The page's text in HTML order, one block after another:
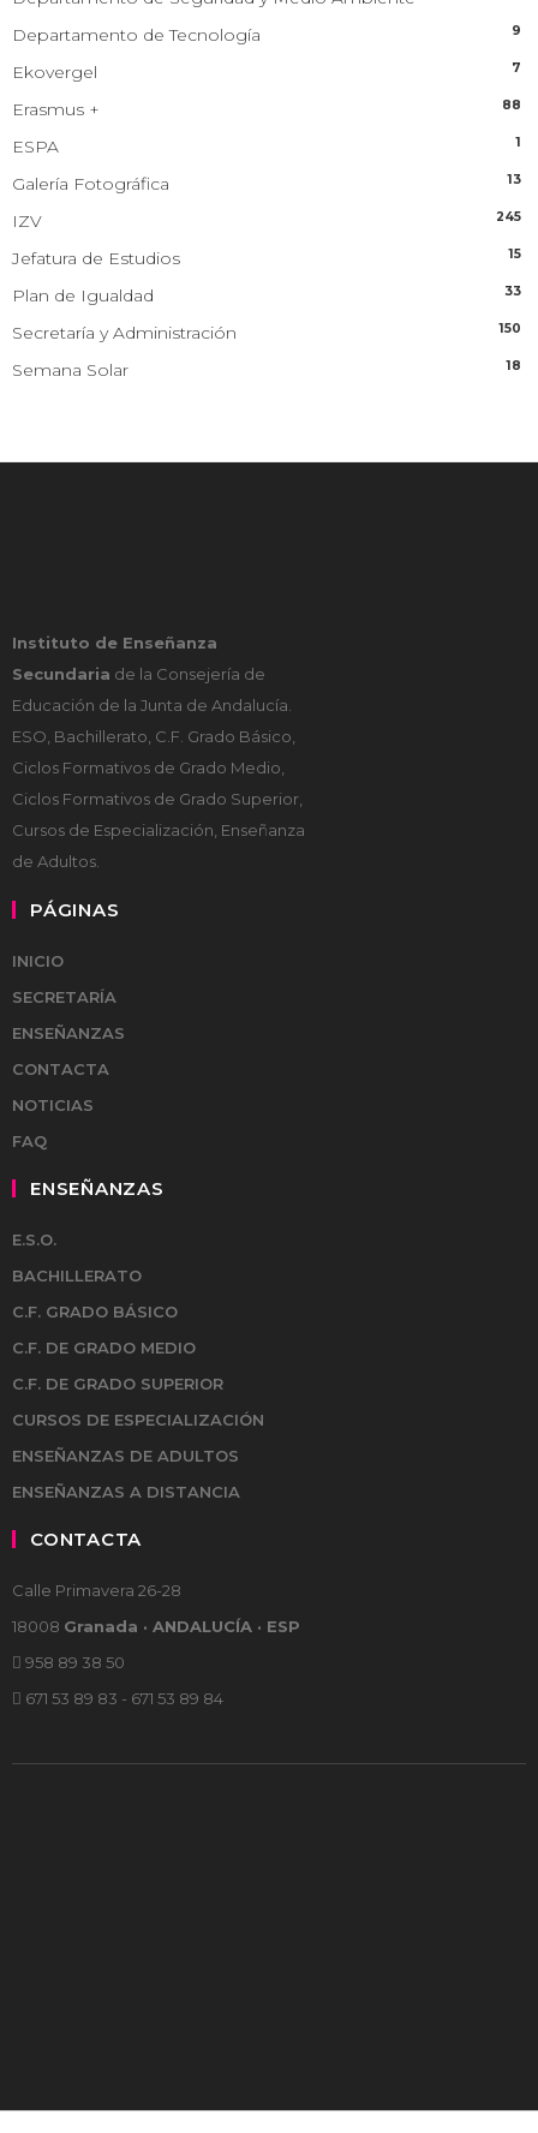
Departamento de Tecnología 9
Ekovergel 7
Erasmus + 88
ESPA 1
Galería Fotográfica 13
IZV 245
Jefatura de Estudios 15
Plan de Igualdad 33
Secretaría y Administración 150
Semana Solar 18
Instituto de Enseñanza
Secundaria de la Consejería de
Educación de la Junta de Andalucía.
ESO, Bachillerato, C.F. Grado Básico,
Ciclos Formativos de Grado Medio,
Ciclos Formativos de Grado Superior,
Cursos de Especialización, Enseñanza
de Adultos.
PÁGINAS
INICIO
SECRETARÍA
ENSEÑANZAS
CONTACTA
NOTICIAS
FAQ
ENSEÑANZAS
E.S.O.
BACHILLERATO
C.F. GRADO BÁSICO
C.F. DE GRADO MEDIO
C.F. DE GRADO SUPERIOR
CURSOS DE ESPECIALIZACIÓN
ENSEÑANZAS DE ADULTOS
ENSEÑANZAS A DISTANCIA
CONTACTA
Calle Primavera 26-28
18008 Granada · ANDALUCÍA · ESP
958 89 38 50
671 53 89 83 - 671 53 89 84